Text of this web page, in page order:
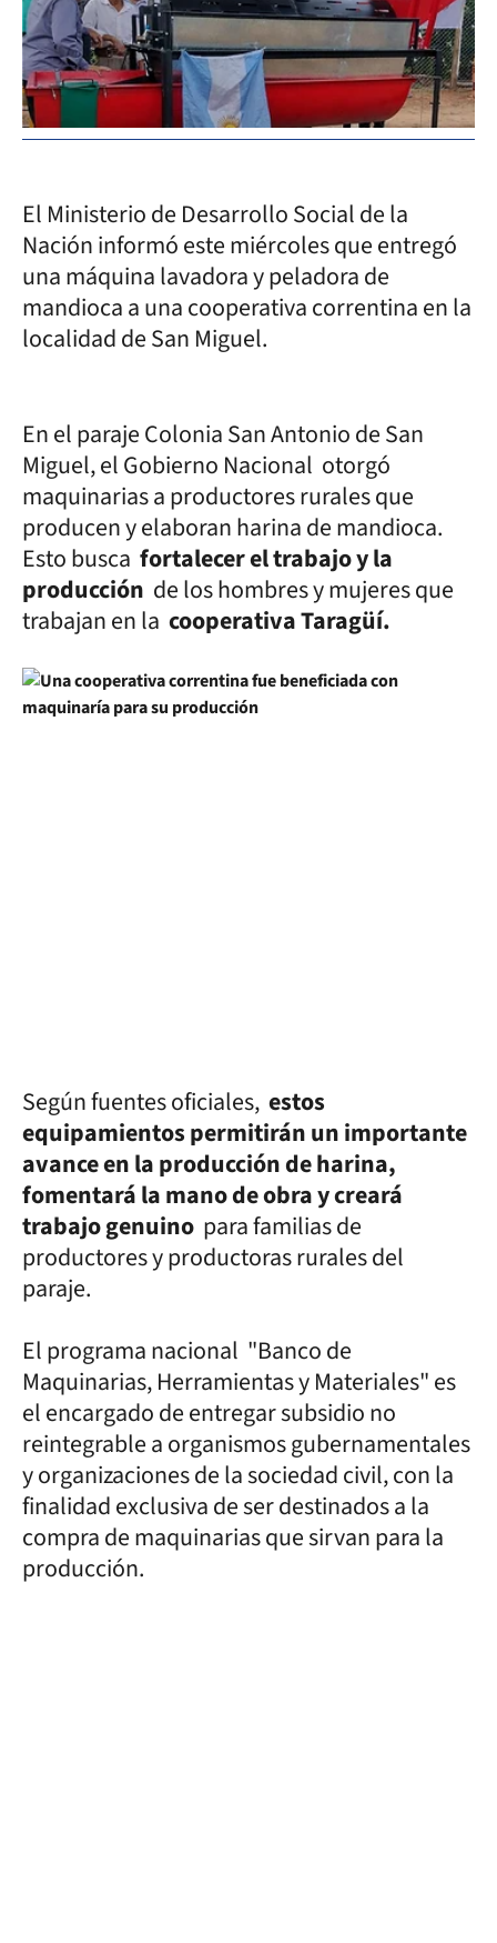
El Ministerio de Desarrollo Social de la
Nación informó este miércoles que entregó
una máquina lavadora y peladora de
mandioca a una cooperativa correntina en la
localidad de San Miguel.
En el paraje Colonia San Antonio de San
Miguel, el Gobierno Nacional otorgó
maquinarias a productores rurales que
producen y elaboran harina de mandioca.
Esto busca fortalecer el trabajo y la
producción de los hombres y mujeres que
trabajan en la cooperativa Taragüí.
Según fuentes oficiales, estos
equipamientos permitirán un importante
avance en la producción de harina,
fomentará la mano de obra y creará
trabajo genuino para familias de
productores y productoras rurales del
paraje.
El programa nacional "Banco de
Maquinarias, Herramientas y Materiales" es
el encargado de entregar subsidio no
reintegrable a organismos gubernamentales
y organizaciones de la sociedad civil, con la
finalidad exclusiva de ser destinados a la
compra de maquinarias que sirvan para la
producción.